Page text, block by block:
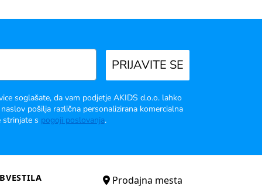
PRIJAVITE SE
soglašate, da vam podjetje AKIDS d.o.o. lahko
pošilja različna personalizirana komercialna
strinjate s pogoji poslovanja.
Prodajna mesta